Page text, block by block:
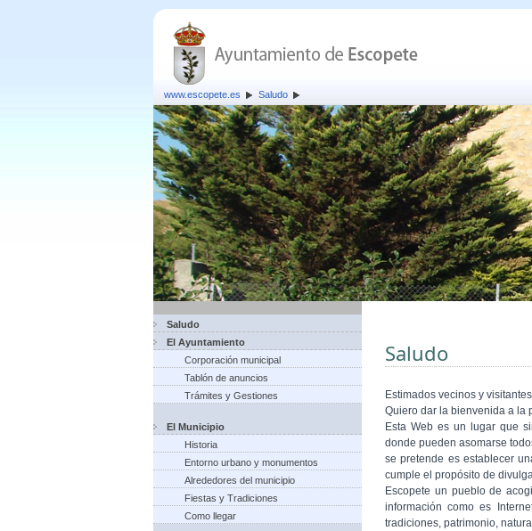
www.escopete.es Saludo
Saludo
El Ayuntamiento
Corporación municipal
Tablón de anuncios
Trámites y Gestiones
El Municipio
Historia
Entorno urbano y monumentos
Alrededores del municipio
Fiestas y Tradiciones
Como llegar
Saludo
Estimados vecinos y
Quiero dar la bienvenida a la
Esta Web es un lugar que
donde pueden asomarse
se pretende es establecer
cumple el propósito de
Escopete un pueblo de
información como es
tradiciones, patrimonio,